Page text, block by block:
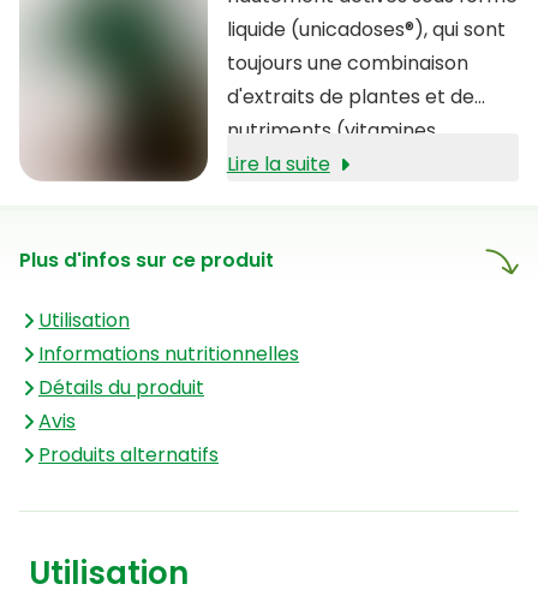
une meilleure soutien des
défenses immunitaires, vous
aidant à mieux résister aux
rhumes et autres maux
hivernaux.
liquide (unicadoses®), qui sont
toujours une combinaison
d'extraits de plantes et de
nutriments (vitamines,
minéraux et acides aminés)
de nombreux avantages,
optimale par l'organisme et
Lire la suite
Plus d'infos sur ce produit
Utilisation
Informations nutritionnelles
Détails du produit
Avis
Produits alternatifs
Utilisation